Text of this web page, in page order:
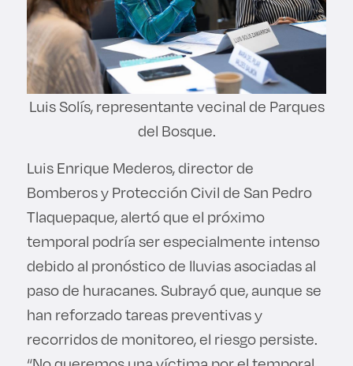
Luis Solís, representante vecinal de Parques
del Bosque.
Luis Enrique Mederos, director de
Bomberos y Protección Civil de San Pedro
Tlaquepaque, alertó que el próximo
temporal podría ser especialmente intenso
debido al pronóstico de lluvias asociadas al
paso de huracanes. Subrayó que, aunque se
han reforzado tareas preventivas y
recorridos de monitoreo, el riesgo persiste.